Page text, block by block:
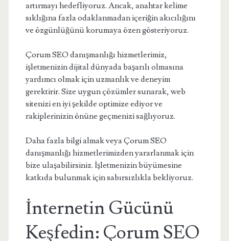
artırmayı hedefliyoruz. Ancak, anahtar kelime
sıklığına fazla odaklanmadan içeriğin akıcılığını
ve özgünlüğünü korumaya özen gösteriyoruz.
Çorum SEO danışmanlığı hizmetlerimiz,
işletmenizin dijital dünyada başarılı olmasına
yardımcı olmak için uzmanlık ve deneyim
gerektirir. Size uygun çözümler sunarak, web
sitenizi en iyi şekilde optimize ediyor ve
rakiplerinizin önüne geçmenizi sağlıyoruz.
Daha fazla bilgi almak veya Çorum SEO
danışmanlığı hizmetlerimizden yararlanmak için
bize ulaşabilirsiniz. İşletmenizin büyümesine
katkıda bulunmak için sabırsızlıkla bekliyoruz.
İnternetin Gücünü
Keşfedin: Çorum SEO